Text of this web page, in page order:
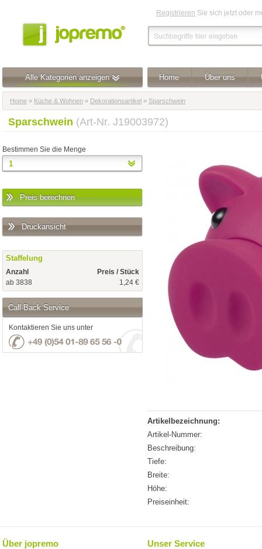
Registrieren Sie sich jetzt oder
Alle Kategorien anzeigen Home Über uns
Home » Küche & Wohnen » Dekorationsartikel » Sparschwein
Sparschwein (Art-Nr. J19003972)
Bestimmen Sie die Menge
Preis berechnen
Druckansicht
Staffelung
Anzahl
Preis / Stück
ab 3838
1,24 €
Call-Back Service
Kontaktieren Sie uns unter
Artikelbezeichnung:
Artikel-Nummer:
Beschreibung:
Tiefe:
Breite:
Höhe:
Preiseinheit:
Über jopremo Unser Service